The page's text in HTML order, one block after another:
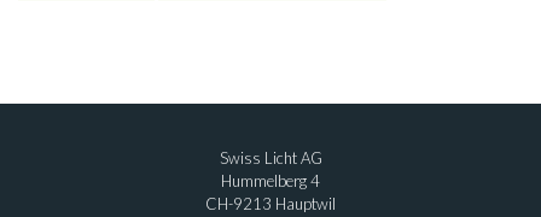
Swiss Licht AG
Hummelberg 4
CH-9213 Hauptwil